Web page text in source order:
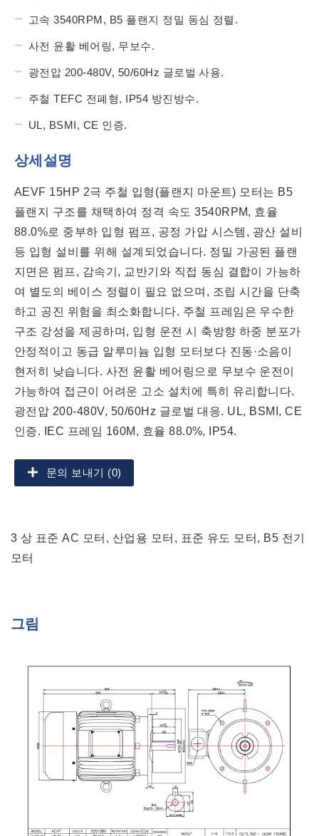
고속 3540RPM, B5 플랜지 정밀 동심 정렬.
사전 윤활 베어링, 무보수.
광전압 200-480V, 50/60Hz 글로벌 사용.
주철 TEFC 전폐형, IP54 방진방수.
UL, BSMI, CE 인증.
상세설명
AEVF 15HP 2극 주철 입형(플랜지 마운트) 모터는 B5
플랜지 구조를 채택하여 정격 속도 3540RPM, 효율
88.0%로 중부하 입형 펌프, 공정 가압 시스템, 광산 설비
등 입형 설비를 위해 설계되었습니다. 정밀 가공된 플랜
지면은 펌프, 감속기, 교반기와 직접 동심 결합이 가능하
여 별도의 베이스 정렬이 필요 없으며, 조립 시간을 단축
하고 공진 위험을 최소화합니다. 주철 프레임은 우수한
구조 강성을 제공하며, 입형 운전 시 축방향 하중 분포가
안정적이고 동급 알루미늄 입형 모터보다 진동·소음이
현저히 낮습니다. 사전 윤활 베어링으로 무보수 운전이
가능하여 접근이 어려운 고소 설치에 특히 유리합니다.
광전압 200-480V, 50/60Hz 글로벌 대응. UL, BSMI, CE
인증. IEC 프레임 160M, 효율 88.0%, IP54.
문의 보내기 (0)
3 상 표준 AC 모터, 산업용 모터, 표준 유도 모터, B5 전기
모터
그림